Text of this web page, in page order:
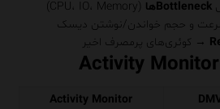
Bottleneckها
(CPU، IO، Memory)
و حجم خواندن/نوشتن دیسک
→ کوئری‌های پرمصرف اخیر
Activity Monitor